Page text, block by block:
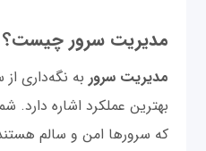
مدیریت سرور چیست؟
مدیریت سرور به نگه‌داری
بهترین عملکرد اشاره دارد.
که سرورها امن و سالم